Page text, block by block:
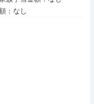
：なし